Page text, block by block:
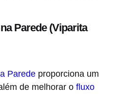
Parede (Viparita
Parede proporciona um
de melhorar o fluxo